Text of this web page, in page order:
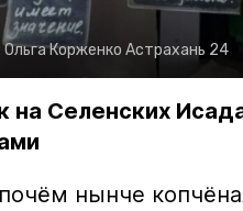
Ольга Корженко Астрахань 24
на Селенских
нынче